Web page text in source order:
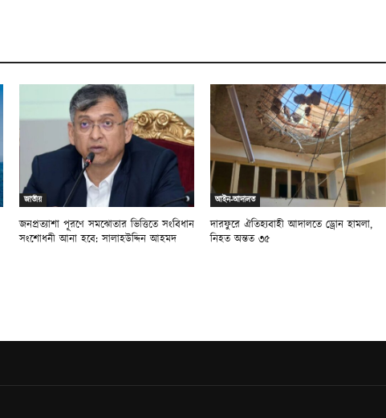
জাতীয়
জনপ্রত্যাশা পূরণে সমঝোতার ভিত্তিতে সংবিধান
সংশোধনী আনা হবে: সালাহউদ্দিন আহমদ
আইন-আদালত
দারফুরে ঐতিহ্যবাহী আদালতে ড্রোন হামলা,
নিহত অন্তত ৩৫